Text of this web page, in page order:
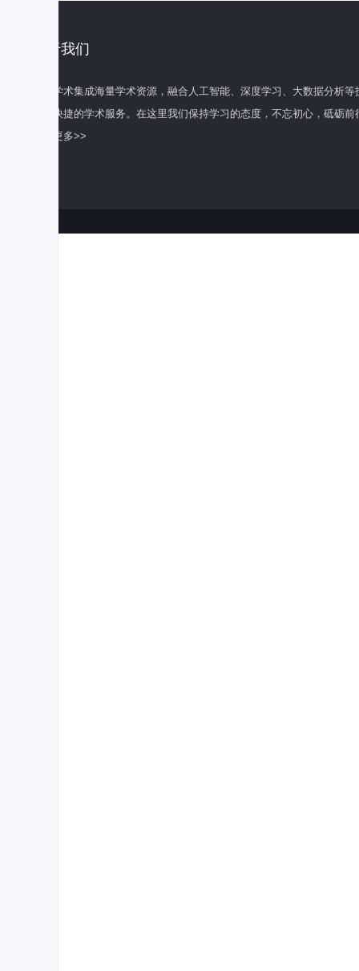
关于我们
百度学术集成海量学术资源，融合人工智能、深度学习、大数据分析
全面快捷的学术服务。在这里我们保持学习的态度，不忘初心，砥砺前
了解更多>>